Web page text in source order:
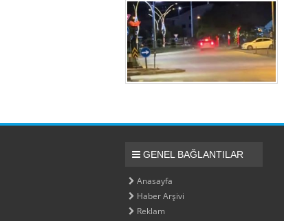
GENEL BAĞLANTILAR
Anasayfa
Haber Arşivi
Reklam